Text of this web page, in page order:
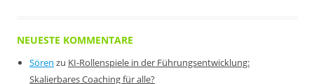
NEUESTE KOMMENTARE
Sören zu KI-Rollenspiele in der Führungsentwicklung:
Skalierbares Coaching für alle?